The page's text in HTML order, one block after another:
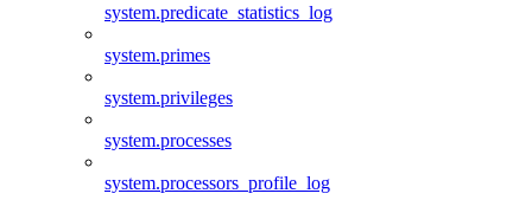
system.predicate_statistics_log
system.primes
system.privileges
system.processes
system.processors_profile_log